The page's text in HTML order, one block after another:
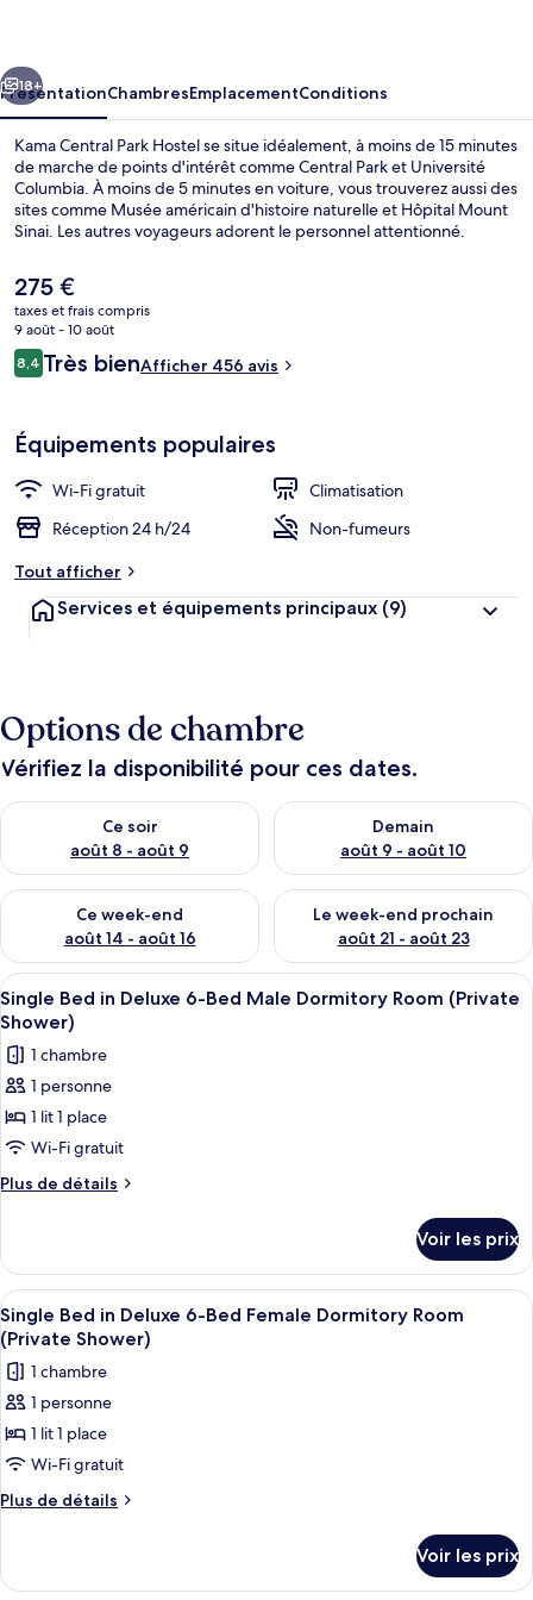
Suivant
18+
PrésentationChambresEmplacementConditions
Kama Central Park Hostel se situe idéalement, à moins de 15 minutes
de marche de points d'intérêt comme Central Park et Université
Columbia. À moins de 5 minutes en voiture, vous trouverez aussi des
sites comme Musée américain d'histoire naturelle et Hôpital Mount
Sinai. Les autres voyageurs adorent le personnel attentionné.
transports publics : Station de métro 103rd Street (Central Park
West) se trouve à 5 min et Station de métro 110 St. Cathedral Pkwy.
(Central Park West), à 5 min.
Le
prix
actuel
est
de
275 €
taxes et frais compris
9 août - 10 août
Avis
voyageurs
8,48,4 sur 10
Très bienAfficher 456 avis
Équipements populaires
Wi-Fi gratuit
Climatisation
Réception 24 h/24
Non-fumeurs
Tout afficher
Services et équipements principaux (9)
Options de chambre
Vérifiez la disponibilité pour ces dates.
Ce soir
août 8 - août 9
Vérifier la disponibilité pour ce soir août 8 - août 9
Demain
août 9 - août 10
Vérifier la disponibilité pour
Ce week-end
août 14 - août 16
Vérifier la disponibilité pour ce week-end août 14 - août 16
Le week-end prochain
août 21 - août 23
Vérifier la disponibilité pour
Afficher
toutes
les
photos
pour
ce
type
de
Bed
in
Deluxe
6-
Bed
Male
Dormitory
Room
(Private
Shower)
Un couloir avec des lits superposés,
5
Single Bed in Deluxe 6-Bed Male Dormitory Room (Private
Shower)
1 chambre
1 personne
1 lit 1 place
Wi-Fi gratuit
Plus de détails
Plus
le
type
de
chambre
Single
Bed
in
Deluxe
6-
Bed
Dormitory
Voir les prix
Afficher
toutes
les
photos
pour
ce
type
de
Bed
Un couloir avec des lits superposés,
5
Single Bed in Deluxe 6-Bed Female Dormitory Room
(Private Shower)
1 chambre
1 personne
1 lit 1 place
Wi-Fi gratuit
Plus de détails
Plus
le
Voir les prix